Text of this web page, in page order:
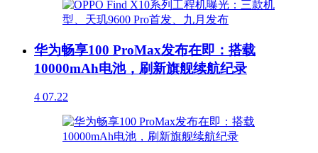
华为畅享100 ProMax发布在即：搭载
10000mAh电池，刷新旗舰续航纪录
4 07.22